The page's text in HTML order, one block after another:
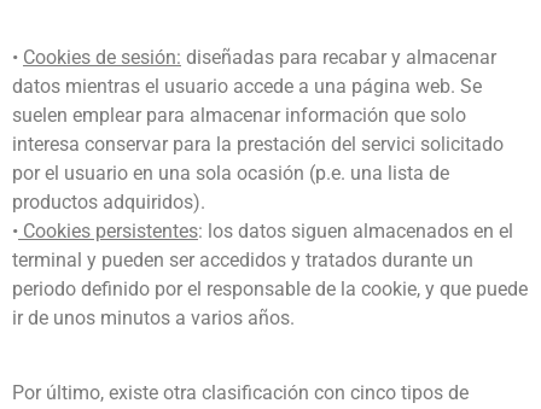
• Cookies de sesión: diseñadas para recabar y almacenar
datos mientras el usuario accede a una página web. Se
suelen emplear para almacenar información que solo
interesa conservar para la prestación del servici solicitado
por el usuario en una sola ocasión (p.e. una lista de
productos adquiridos).
• Cookies persistentes: los datos siguen almacenados en el
terminal y pueden ser accedidos y tratados durante un
periodo definido por el responsable de la cookie, y que puede
ir de unos minutos a varios años.
Por último, existe otra clasificación con cinco tipos de